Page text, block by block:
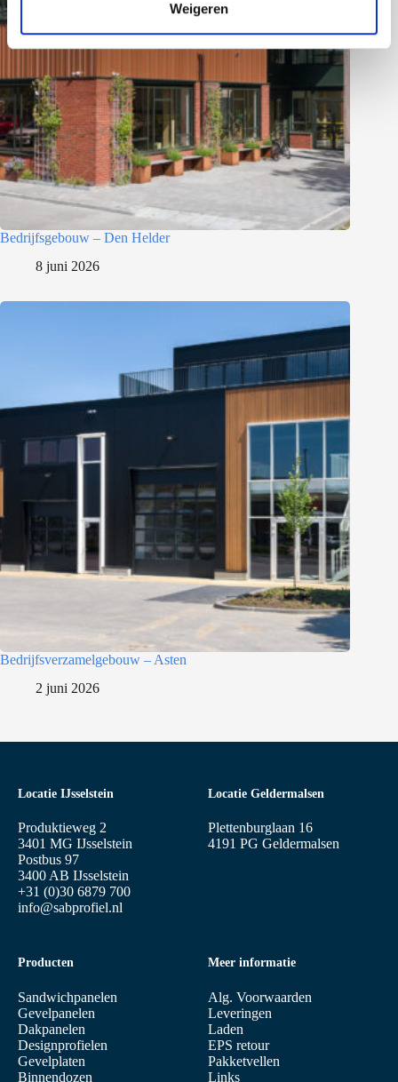
i
Weigeren
Bedrijfsgebouw – Den Helder
8 juni 2026
Bedrijfsverzamelgebouw – Asten
2 juni 2026
Locatie IJsselstein
Produktieweg 2
3401 MG IJsselstein
Postbus 97
3400 AB IJsselstein
+31 (0)30 6879 700
info@sabprofiel.nl
Producten
Sandwichpanelen
Gevelpanelen
Dakpanelen
Designprofielen
Gevelplaten
Binnendozen
Meer informatie
Alg. Voorwaarden
Leveringen
Laden
EPS retour
Pakketvellen
Links
Locatie Geldermalsen
Plettenburglaan 16
4191 PG Geldermalsen